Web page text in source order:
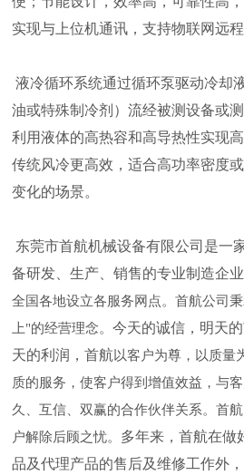
实现与上位机通讯，支持物联网远程
液冷循环系统通过循环泵驱动冷却
油或特殊制冷剂）流经被测设备或测
利用液体的高热容和高导热性实现
传统风冷更高效，适合高功率密度
变化的场景‌。
东莞市首航机械设备有限公司是一
备研发、生产、销售的专业制造企
全国各地设立各服务网点。首航公司
上"的经营理念。今天的诚信，明天
天的利润，首航 以客户为尊，以质量
质的服务，使客户得到增值效益，与
久、互信 、双赢的合作伙伴关系。首
户解除后顾之忧。 多年来，首航在做
品及代理产品的售后及维修工作外